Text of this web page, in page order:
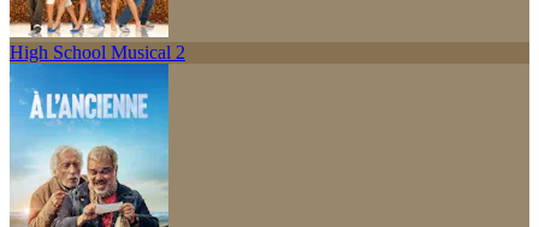
High School Musical 2